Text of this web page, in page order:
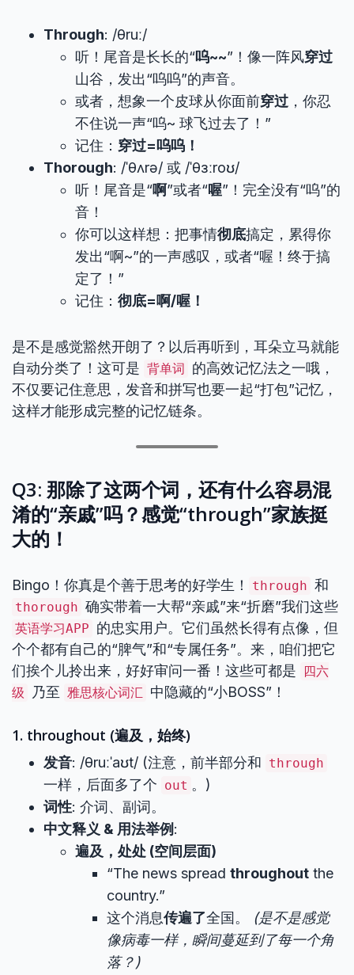
Through: /θruː/
听！尾音是长长的“呜~~”！像一阵风穿过
山谷，发出“呜呜”的声音。
或者，想象一个皮球从你面前穿过 ，你忍
不住说一声“呜~ 球飞过去了！”
记住： 穿过=呜呜！
Thorough: /ˈθʌrə/ 或 /ˈθɜːroʊ/
听！尾音是“啊”或者“喔”！完全没有“呜”的
音！
你可以这样想：把事情彻底搞定，累得你
发出“啊~”的一声感叹，或者“喔！终于搞
定了！”
记住： 彻底=啊/喔！
是不是感觉豁然开朗了？以后再听到，耳朵立马就能
自动分类了！这可是 背单词 的高效记忆法之一哦，
不仅要记住意思，发音和拼写也要一起“打包”记忆，
这样才能形成完整的记忆链条。
Q3: 那除了这两个词，还有什么容易混
淆的“亲戚”吗？感觉“through”家族挺
大的！
Bingo！你真是个善于思考的好学生！ through 和
thorough 确实带着一大帮“亲戚”来“折磨”我们这些
英语学习APP 的忠实用户。它们虽然长得有点像，但
个个都有自己的“脾气”和“专属任务”。来，咱们把它
们挨个儿拎出来，好好审问一番！这些可都是
四六
级
乃至 雅思核心词汇 中隐藏的“小BOSS”！
1. throughout (遍及，始终)
发音: /θruːˈaʊt/ (注意，前半部分和 through
一样，后面多了个 out 。)
词性: 介词、副词。
中文释义 & 用法举例:
遍及，处处 (空间层面)
“The news spread throughout the
country.”
这个消息传遍了全国。 (是不是感觉
像病毒一样，瞬间蔓延到了每一个角
落？)